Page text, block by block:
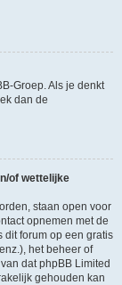
Groep. Als je denkt
dan de
of wettelijke
staan open voor
opnemen met de
dit forum op een gratis
het beheer of
dat phpBB Limited
gehouden kan